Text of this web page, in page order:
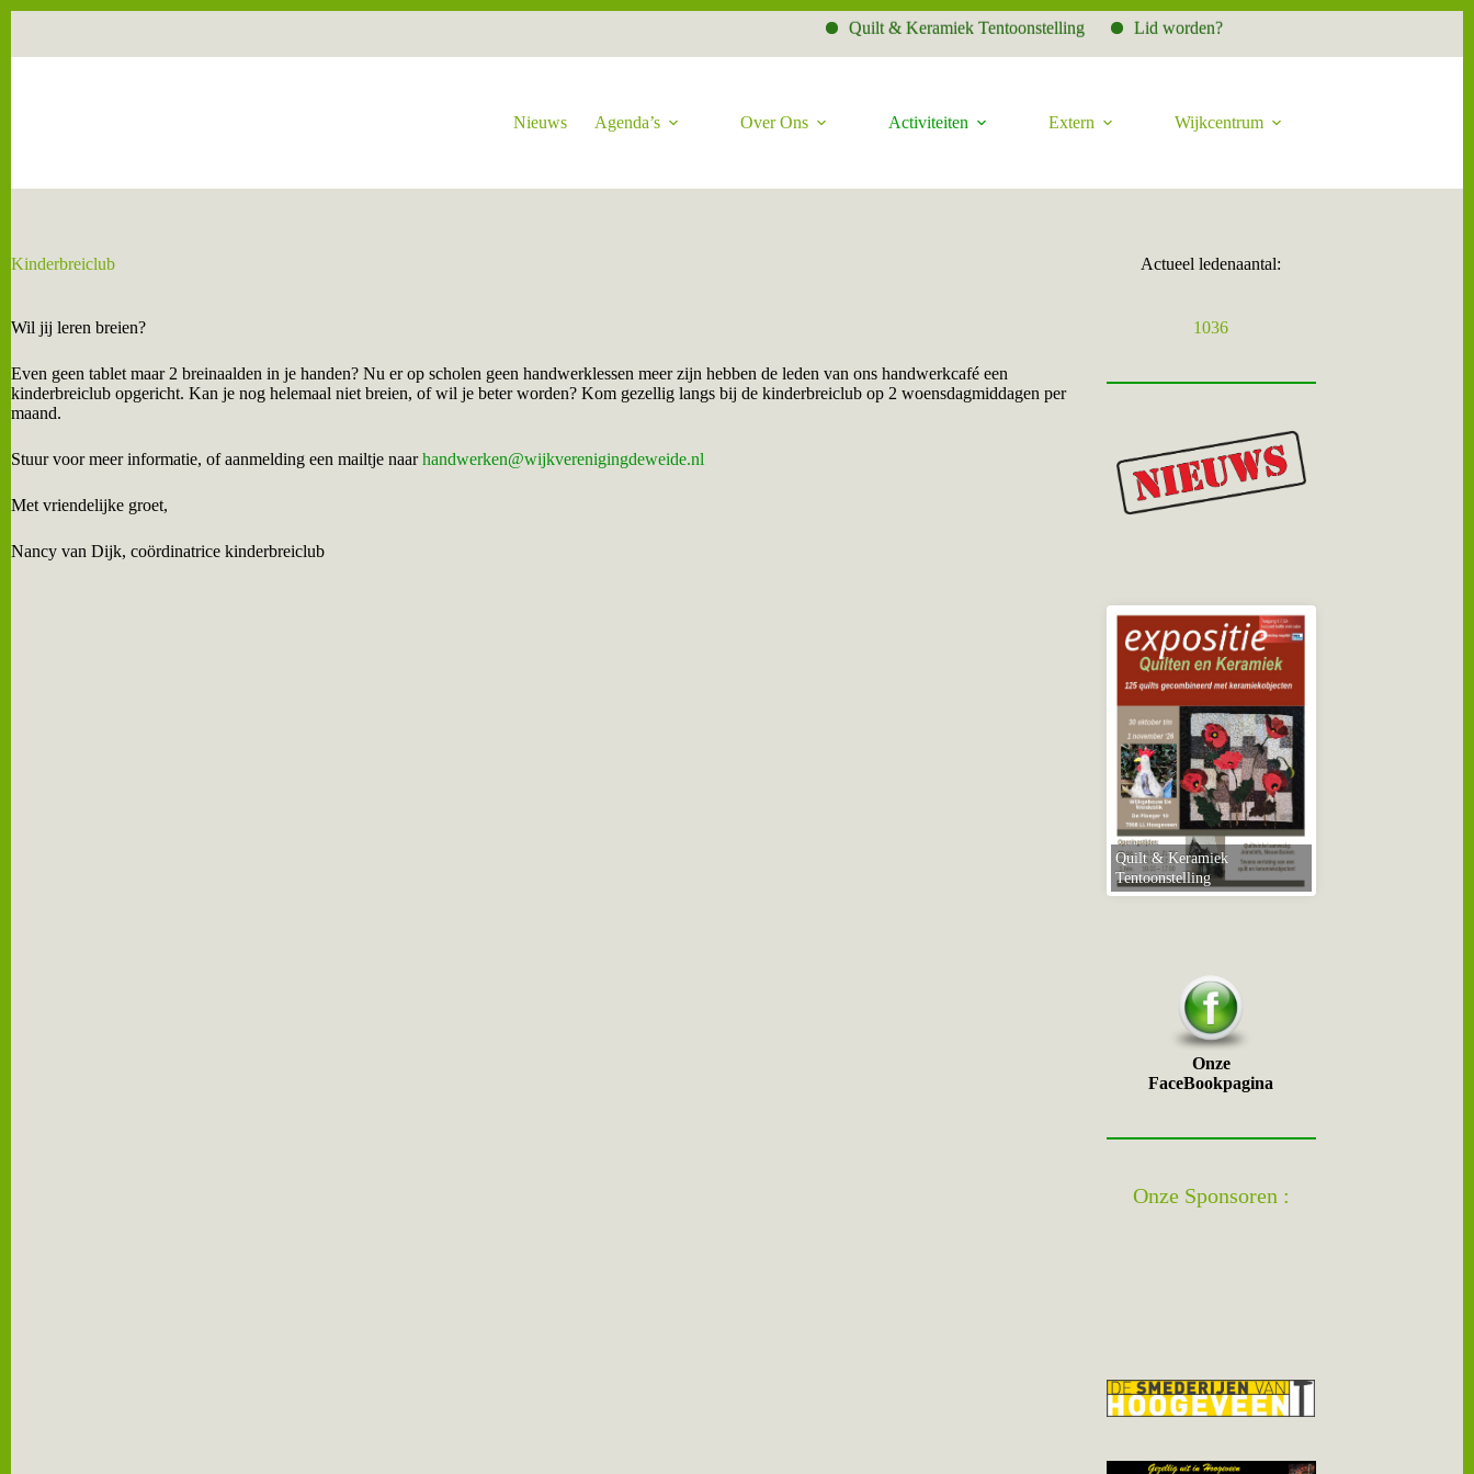
Quilt & Keramiek Tentoonstelling
Lid worden?
Nieuws Agenda’s Over Ons Activiteiten Extern Wijkcentrum
Kinderbreiclub
Wil jij leren breien?
Even geen tablet maar 2 breinaalden in je handen? Nu er op scholen geen handwerklessen meer zijn hebben de leden van ons handwerkcafé een
kinderbreiclub opgericht. Kan je nog helemaal niet breien, of wil je beter worden? Kom gezellig langs bij de kinderbreiclub op 2 woensdagmiddagen per
maand.
Stuur voor meer informatie, of aanmelding een mailtje naarhandwerken@wijkverenigingdeweide.nl
Met vriendelijke groet,
Nancy van Dijk, coördinatrice kinderbreiclub
Actueel ledenaantal:
1036
Quilt & Keramiek
Tentoonstelling
Onze
FaceBookpagina
Onze Sponsoren :